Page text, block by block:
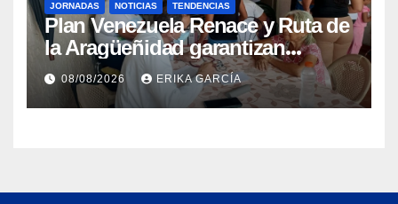
JORNADAS NOTICIAS TENDENCIAS
Plan Venezuela Renace y Ruta de
la Aragüeñidad garantizan
atención médica integral en
Aragua
08/08/2026 ERIKA GARCÍA